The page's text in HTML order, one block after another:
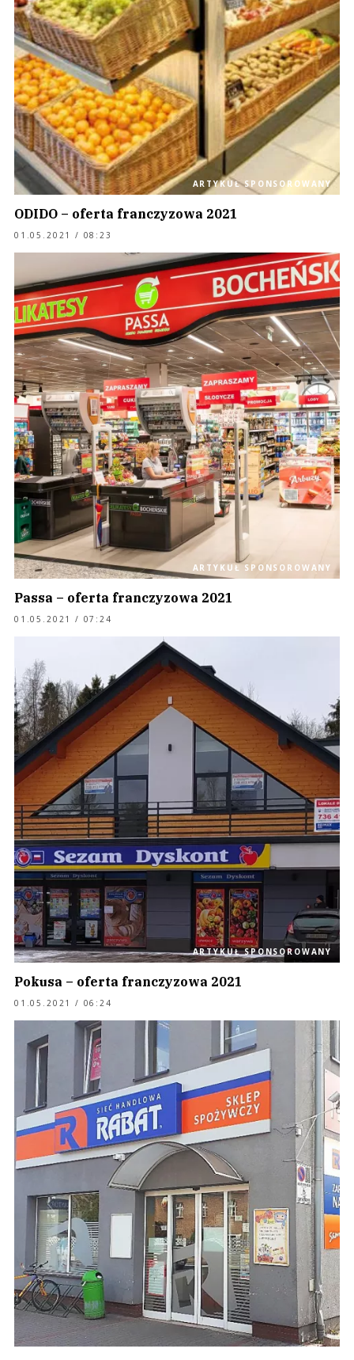
ARTYKUŁ SPONSOROWANY
ODIDO – oferta franczyzowa 2021
01.05.2021 / 08:23
ARTYKUŁ SPONSOROWANY
Passa – oferta franczyzowa 2021
01.05.2021 / 07:24
ARTYKUŁ SPONSOROWANY
Pokusa – oferta franczyzowa 2021
01.05.2021 / 06:24